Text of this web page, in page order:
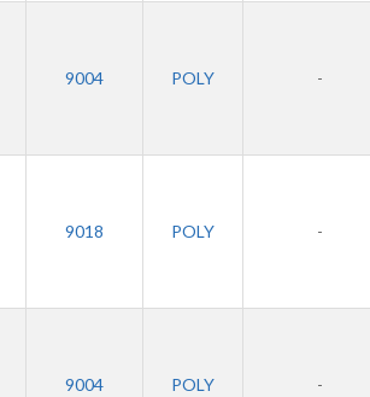
9004 POLY -
9018 POLY -
9004 POLY -